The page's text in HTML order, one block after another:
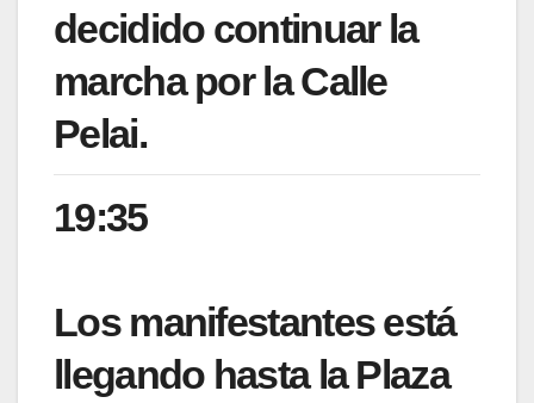
decidido continuar la
marcha por la Calle
Pelai.
19:35
Los manifestantes está
llegando hasta la Plaza